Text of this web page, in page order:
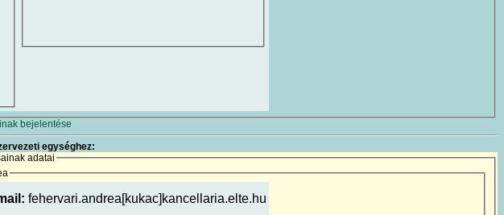
bejelentése
egységhez:
adatai
fehervari.andrea[kukac]kancellaria.elte.hu